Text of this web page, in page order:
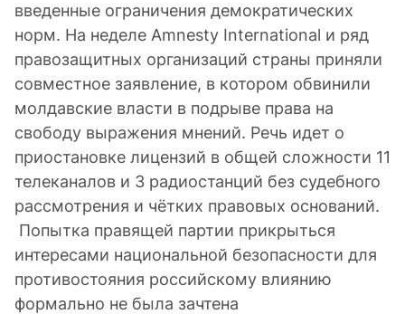
введенные ограничения демократических
норм. На неделе Amnesty International и ряд
правозащитных организаций страны приняли
совместное заявление, в котором обвинили
молдавские власти в подрыве права на
свободу выражения мнений. Речь идет о
приостановке лицензий в общей сложности 11
телеканалов и 3 радиостанций без судебного
рассмотрения и чётких правовых оснований.
Попытка правящей партии прикрыться
интересами национальной безопасности для
противостояния российскому влиянию
формально не была зачтена